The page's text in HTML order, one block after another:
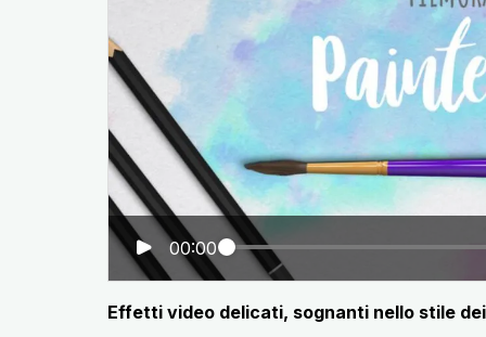
00:00
Effetti video delicati, sognanti nello stile